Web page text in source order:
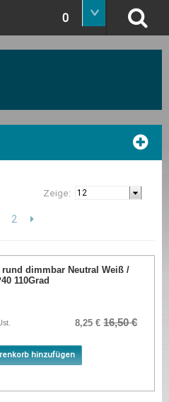
0
Zeige:
2
dimmbar Neutral Weiß /
110Grad
8,25 € 16,50 €
hinzufügen